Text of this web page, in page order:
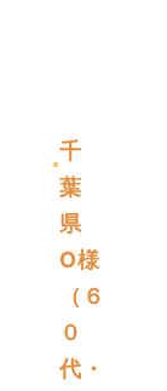
千
葉
県
O様
（６
０
代・